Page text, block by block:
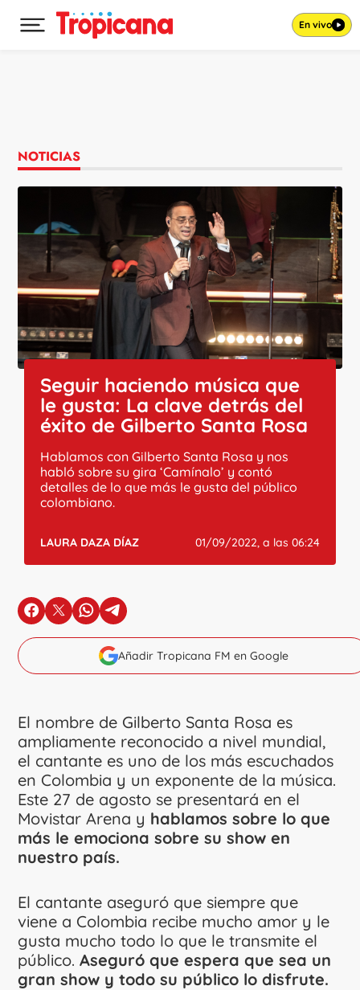
Desplegar menú principal En vivo
NOTICIAS
Seguir haciendo música que
le gusta: La clave detrás del
éxito de Gilberto Santa Rosa
Hablamos con Gilberto Santa Rosa y nos
habló sobre su gira ‘Camínalo’ y contó
detalles de lo que más le gusta del público
colombiano.
LAURA DAZA DÍAZ 01/09/2022, a las 06:24
en Facebook
en Xen Whatsapp
en Telegram
Añadir Tropicana FM en Google
El nombre de Gilberto Santa Rosa es
ampliamente reconocido a nivel mundial,
el cantante es uno de los más escuchados
en Colombia y un exponente de la música.
Este 27 de agosto se presentará en el
Movistar Arena y hablamos sobre lo que
más le emociona sobre su show en
nuestro país.
El cantante aseguró que siempre que
viene a Colombia recibe mucho amor y le
gusta mucho todo lo que le transmite el
público. Aseguró que espera que sea un
gran show y todo su público lo disfrute.